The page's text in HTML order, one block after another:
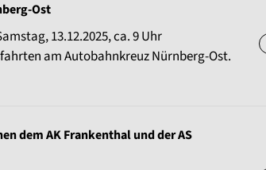
Ost
13.12.2025, ca. 9 Uhr
am Autobahnkreuz Nürnberg-Ost.
dem AK Frankenthal und der AS